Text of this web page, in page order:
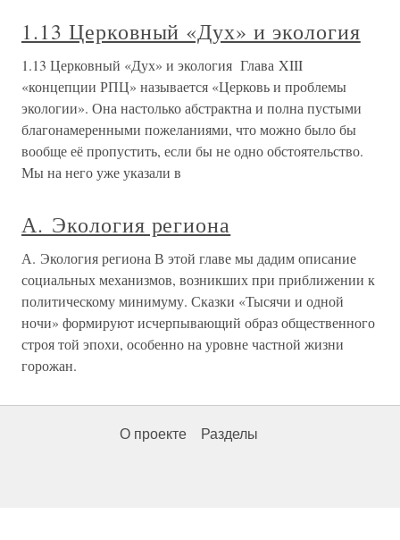
1.13 Церковный «Дух» и экология
1.13 Церковный «Дух» и экология Глава XIII
«концепции РПЦ» называется «Церковь и проблемы
экологии». Она настолько абстрактна и полна пустыми
благонамеренными пожеланиями, что можно было бы
вообще её пропустить, если бы не одно обстоятельство.
Мы на него уже указали в
А. Экология региона
А. Экология региона В этой главе мы дадим описание
социальных механизмов, возникших при приближении к
политическому минимуму. Сказки «Тысячи и одной
ночи» формируют исчерпывающий образ общественного
строя той эпохи, особенно на уровне частной жизни
горожан.
О проекте Разделы